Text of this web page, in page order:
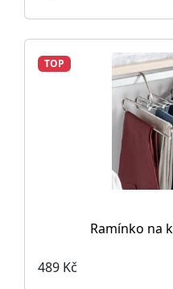
TOP
Ramínko na
489 Kč